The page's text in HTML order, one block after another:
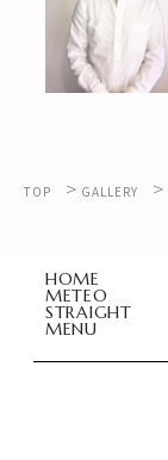
TOP > GALLERY >
HOME
METEO
STRAIGHT
MENU